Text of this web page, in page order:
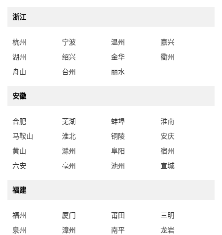
浙江
杭州 宁波 温州
嘉兴
湖州
绍兴 金华
衢州
舟山
台州 丽水
安徽
合肥 芜湖 蚌埠
淮南
马鞍山
淮北 铜陵
安庆
黄山
滁州 阜阳
宿州
六安
亳州 池州 宣城
福建
福州 厦门 莆田
三明
泉州
漳州 南平
龙岩